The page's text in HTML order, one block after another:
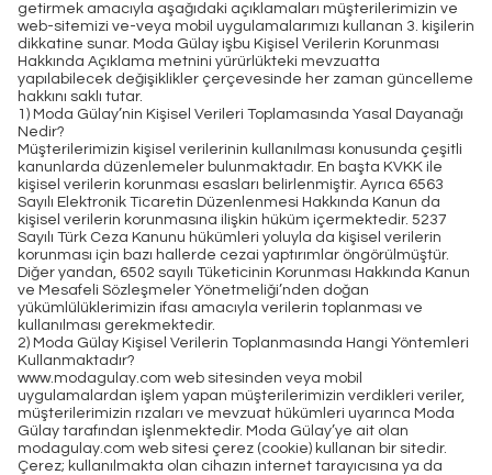
getirmek amacıyla aşağıdaki açıklamaları müşterilerimizin ve
web-sitemizi ve-veya mobil uygulamalarımızı kullanan 3. kişilerin
dikkatine sunar. Moda Gülay işbu Kişisel Verilerin Korunması
Hakkında Açıklama metnini yürürlükteki mevzuatta
yapılabilecek değişiklikler çerçevesinde her zaman güncelleme
hakkını saklı tutar.
1) Moda Gülay’nin Kişisel Verileri Toplamasında Yasal Dayanağı
Nedir?
Müşterilerimizin kişisel verilerinin kullanılması konusunda çeşitli
kanunlarda düzenlemeler bulunmaktadır. En başta KVKK ile
kişisel verilerin korunması esasları belirlenmiştir. Ayrıca 6563
Sayılı Elektronik Ticaretin Düzenlenmesi Hakkında Kanun da
kişisel verilerin korunmasına ilişkin hüküm içermektedir. 5237
Sayılı Türk Ceza Kanunu hükümleri yoluyla da kişisel verilerin
korunması için bazı hallerde cezai yaptırımlar öngörülmüştür.
Diğer yandan, 6502 sayılı Tüketicinin Korunması Hakkında Kanun
ve Mesafeli Sözleşmeler Yönetmeliği’nden doğan
yükümlülüklerimizin ifası amacıyla verilerin toplanması ve
kullanılması gerekmektedir.
2) Moda Gülay Kişisel Verilerin Toplanmasında Hangi Yöntemleri
Kullanmaktadır?
www.modagulay.com web sitesinden veya mobil
uygulamalardan işlem yapan müşterilerimizin verdikleri veriler,
müşterilerimizin rızaları ve mevzuat hükümleri uyarınca Moda
Gülay tarafından işlenmektedir. Moda Gülay’ye ait olan
modagulay.com web sitesi çerez (cookie) kullanan bir sitedir.
Çerez; kullanılmakta olan cihazın internet tarayıcısına ya da